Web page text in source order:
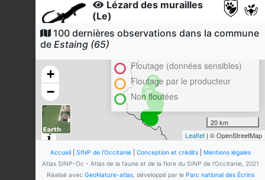
Lézard des murailles
(Le)
Podarcis muralis(Laurenti, 1768)
54observations
Vautour fauve
Gyps fulvus(Hablizl, 1783)
observations
Dernière observation en
Fiche espèce
Bergeronnette grise
Motacilla albaLinnaeus,
1758
100 dernières observations dans la commune
de Estaing (65)
+
−
Cluster
Floutage (données sensibles)
Floutage par le producteur
Non floutées
20 km
Leaflet | © OpenStreetMap
Accueil| SINP de l'Occitanie| Conception et crédits| Mentions légales
Atlas SINP-Oc - Atlas de la faune et de la flore du SINP de l'Occitanie, 2021
Réalisé avec GeoNature-atlas, développé par le Parc national des Écrins